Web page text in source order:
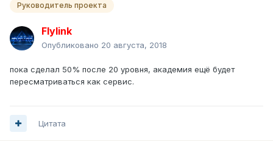
Руководитель проекта
Flylink
Опубликовано 20 августа, 2018
пока сделал 50% после 20 уровня, академия ещё будет
пересматриваться как сервис.
Цитата